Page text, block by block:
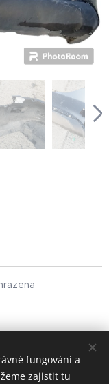
fungování a
zajistit tu